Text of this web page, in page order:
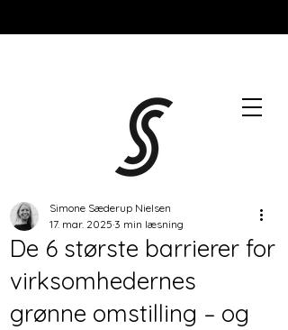
De 6 største barrierer for
virksomhedernes
grønne omstilling – og
Simone Sæderup Nielsen
17. mar. 2025 3 min læsning